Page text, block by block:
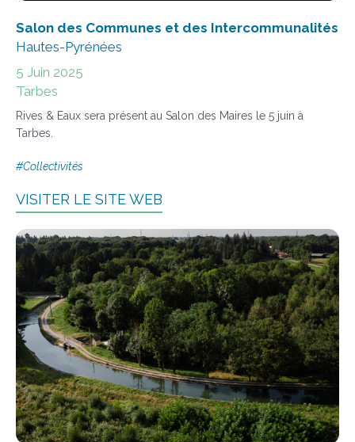
Salon des Communes et des Intercommunalités
Hautes-Pyrénées
5 Juin 2025
Tarbes
Rives & Eaux sera présent au Salon des Maires le 5 juin à
Tarbes.
#Collectivités
VISITER LE SITE WEB